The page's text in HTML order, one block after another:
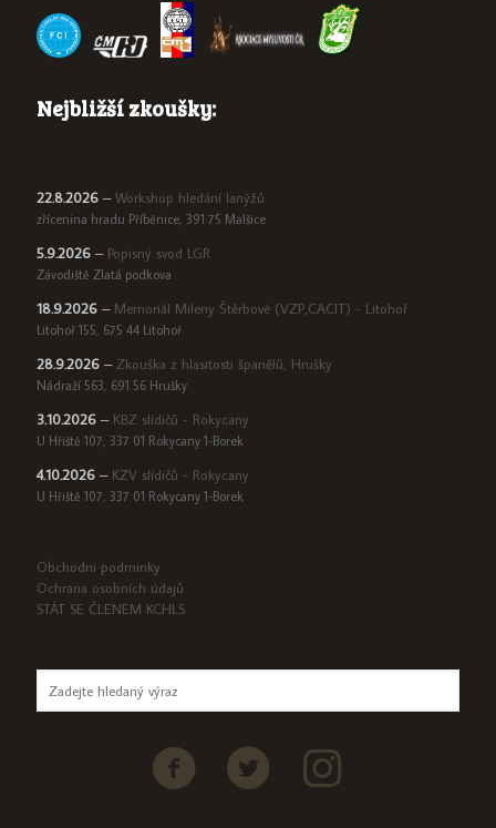
Nejbližší zkoušky:
22.8.2026 –Workshop hledání lanýžů
zřícenina hradu Příběnice, 391 75 Malšice
5.9.2026 – Popisný svod LGR
Závodiště Zlatá podkova
18.9.2026 – Memoriál Mileny Štěrbové (VZP,CACIT) - Litohoř
Litohoř 155, 675 44 Litohoř
28.9.2026 – Zkouška z hlasitosti španělů, Hrušky
Nádraží 563, 691 56 Hrušky
3.10.2026 – KBZ slídičů - Rokycany
U Hřiště 107, 337 01 Rokycany 1-Borek
4.10.2026 – KZV slídičů - Rokycany
U Hřiště 107, 337 01 Rokycany 1-Borek
Obchodni podminky
Ochrana osobních údajů
STÁT SE ČLENEM KCHLS